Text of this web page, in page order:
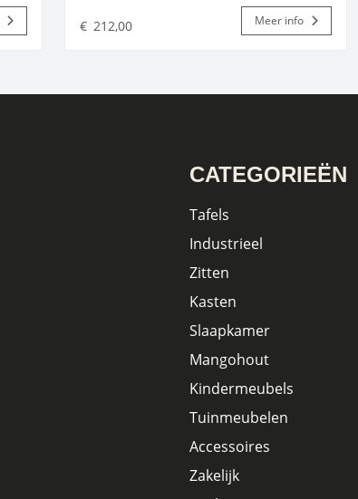
€ 212,00 Meer info
CATEGORIEËN
Tafels
Industrieel
Zitten
Kasten
Slaapkamer
Mangohout
Kindermeubels
Tuinmeubelen
Accessoires
Zakelijk